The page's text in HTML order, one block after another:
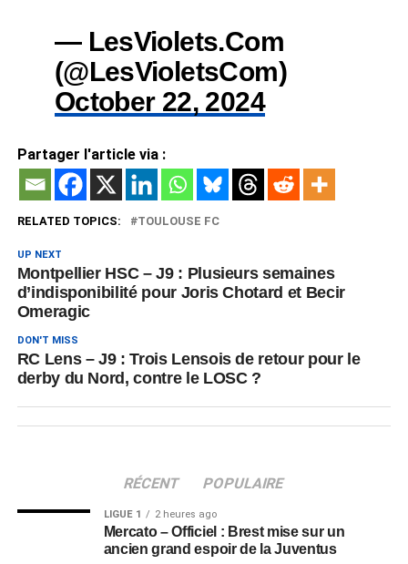
— LesViolets.Com
(@LesVioletsCom)
October 22, 2024
Partager l'article via :
RELATED TOPICS: TOULOUSE FC
UP NEXT
Montpellier HSC – J9 : Plusieurs semaines
d’indisponibilité pour Joris Chotard et Becir
Omeragic
DON'T MISS
RC Lens – J9 : Trois Lensois de retour pour le
derby du Nord, contre le LOSC ?
RÉCENT POPULAIRE
LIGUE 1 2 heures ago
Mercato – Officiel : Brest mise sur un
ancien grand espoir de la Juventus